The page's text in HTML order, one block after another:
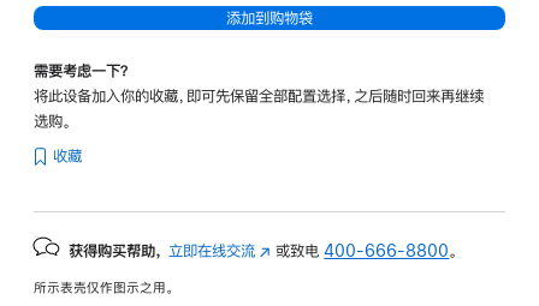
添加到购物袋
需要考虑一下？
将此设备加入你的收藏，即可先保留全部配置选择，之后随时回来再继续
选购。
收藏
获得购买帮助， 立即在线交流 (在 或致电400-666-8800 。
所示表壳仅作图示之用。